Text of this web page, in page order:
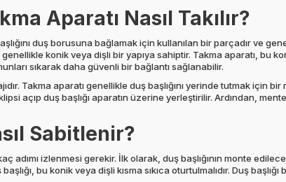
Aparatı Nasıl Takılır?
duş borusuna bağlamak için kullanılan bir parçadır ve
genellikle konik veya dişli bir yapıya sahiptir. Takma aparatı, bu
sıkarak daha güvenli bir bağlantı sağlanabilir.
Takma aparatı genellikle duş başlığını yerinde tutmak için
açıp duş başlığı aparatın üzerine yerleştirilir. Ardından,
Sabitlenir?
adımı izlenmesi gerekir. İlk olarak, duş başlığının monte
bu konik veya dişli kısma sıkıca oturtulmalıdır. Duş